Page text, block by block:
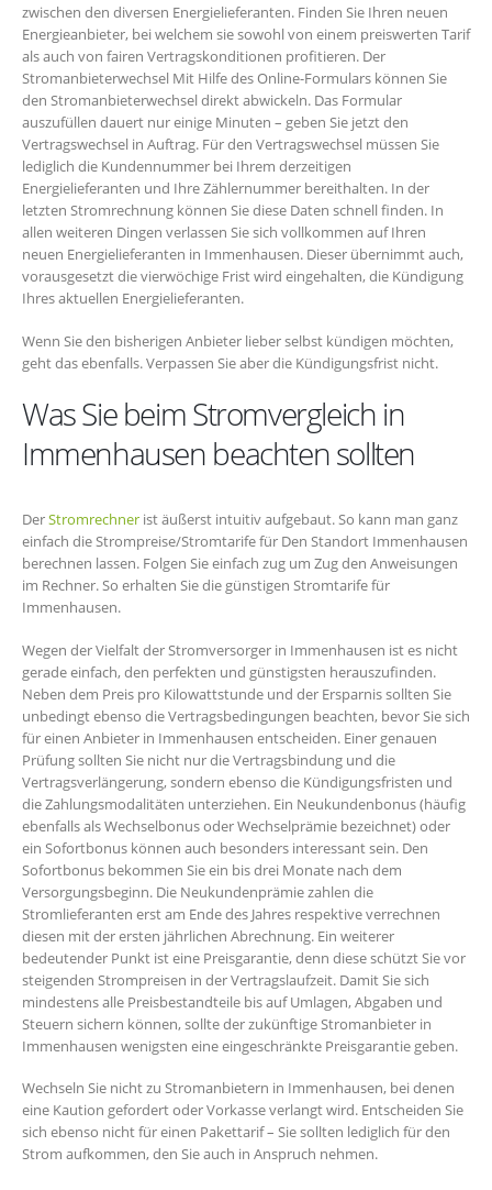
zwischen den diversen Energielieferanten. Finden Sie Ihren neuen
Energieanbieter, bei welchem sie sowohl von einem preiswerten Tarif
als auch von fairen Vertragskonditionen profitieren. Der
Stromanbieterwechsel Mit Hilfe des Online-Formulars können Sie
den Stromanbieterwechsel direkt abwickeln. Das Formular
auszufüllen dauert nur einige Minuten – geben Sie jetzt den
Vertragswechsel in Auftrag. Für den Vertragswechsel müssen Sie
lediglich die Kundennummer bei Ihrem derzeitigen
Energielieferanten und Ihre Zählernummer bereithalten. In der
letzten Stromrechnung können Sie diese Daten schnell finden. In
allen weiteren Dingen verlassen Sie sich vollkommen auf Ihren
neuen Energielieferanten in Immenhausen. Dieser übernimmt auch,
vorausgesetzt die vierwöchige Frist wird eingehalten, die Kündigung
Ihres aktuellen Energielieferanten.
Wenn Sie den bisherigen Anbieter lieber selbst kündigen möchten,
geht das ebenfalls. Verpassen Sie aber die Kündigungsfrist nicht.
Was Sie beim Stromvergleich in
Immenhausen beachten sollten
DerStromrechner ist äußerst intuitiv aufgebaut. So kann man ganz
einfach die Strompreise/Stromtarife für Den Standort Immenhausen
berechnen lassen. Folgen Sie einfach zug um Zug den Anweisungen
im Rechner. So erhalten Sie die günstigen Stromtarife für
Immenhausen.
Wegen der Vielfalt der Stromversorger in Immenhausen ist es nicht
gerade einfach, den perfekten und günstigsten herauszufinden.
Neben dem Preis pro Kilowattstunde und der Ersparnis sollten Sie
unbedingt ebenso die Vertragsbedingungen beachten, bevor Sie sich
für einen Anbieter in Immenhausen entscheiden. Einer genauen
Prüfung sollten Sie nicht nur die Vertragsbindung und die
Vertragsverlängerung, sondern ebenso die Kündigungsfristen und
die Zahlungsmodalitäten unterziehen. Ein Neukundenbonus (häufig
ebenfalls als Wechselbonus oder Wechselprämie bezeichnet) oder
ein Sofortbonus können auch besonders interessant sein. Den
Sofortbonus bekommen Sie ein bis drei Monate nach dem
Versorgungsbeginn. Die Neukundenprämie zahlen die
Stromlieferanten erst am Ende des Jahres respektive verrechnen
diesen mit der ersten jährlichen Abrechnung. Ein weiterer
bedeutender Punkt ist eine Preisgarantie, denn diese schützt Sie vor
steigenden Strompreisen in der Vertragslaufzeit. Damit Sie sich
mindestens alle Preisbestandteile bis auf Umlagen, Abgaben und
Steuern sichern können, sollte der zukünftige Stromanbieter in
Immenhausen wenigsten eine eingeschränkte Preisgarantie geben.
Wechseln Sie nicht zu Stromanbietern in Immenhausen, bei denen
eine Kaution gefordert oder Vorkasse verlangt wird. Entscheiden Sie
sich ebenso nicht für einen Pakettarif – Sie sollten lediglich für den
Strom aufkommen, den Sie auch in Anspruch nehmen.